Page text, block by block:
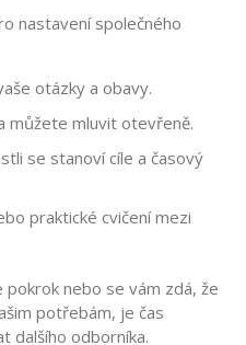
nastavení společného
otázky a obavy.
můžete mluvit otevřeně.
se stanoví cíle a časový
praktické cvičení mezi
pokrok nebo se vám zdá, že
potřebám, je čas
dalšího odborníka.